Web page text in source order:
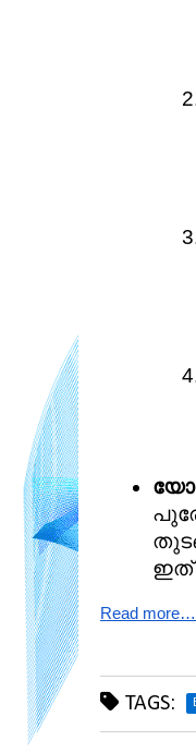
ഇത്
Read more…
TAGS: